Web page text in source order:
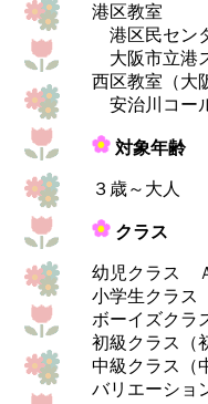
港区教室
港区民セン
大阪市立港
西区教室（大
安治川コー
対象年齢
３歳～大人
クラス
幼児クラス
小学生クラス
ボーイズクラ
初級クラス（
中級クラス（
バリエーショ